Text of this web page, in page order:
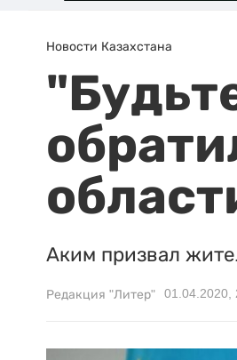
Новости Казахстана
Аким призвал
Редакция "Литер" 01.04.2020,